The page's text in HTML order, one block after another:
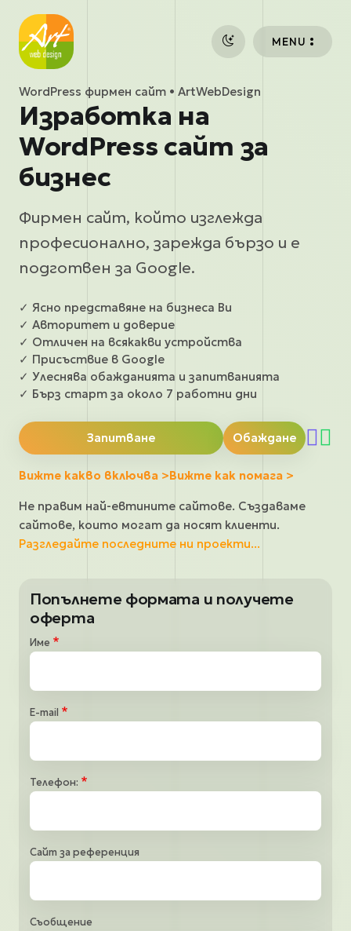
MENU
WordPress фирмен сайт • ArtWebDesign
Изработка на
WordPress сайт за
бизнес
Фирмен сайт, който изглежда
професионално, зарежда бързо и е
подготвен за Google.
✓ Ясно представяне на бизнеса Ви
✓ Авторитет и доверие
✓ Отличен на всякакви устройства
✓ Присъствие в Google
✓ Улеснява обажданията и запитванията
✓ Бърз старт за около 7 работни дни
Запитване Обаждане
Вижте какво включва >Вижте как помага >
Не правим най-евтините сайтове. Създаваме
сайтове, които могат да носят клиенти.
Разгледайте последните ни проекти...
Попълнете формата и получете
оферта
Имe
E-mail
Телефон:
Сайт за референция
Съобщение